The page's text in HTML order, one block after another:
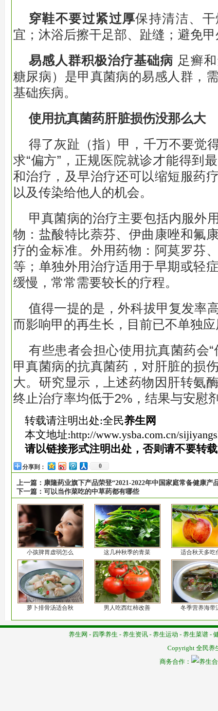
穿鞋不要过紧过厚保持清洁、
宜；沐浴后擦干足部、趾缝；避免
易感人群积极治疗基础病 足癣
糖尿病）是甲真菌病的易感人群，
基础疾病。
使用抗真菌药肝脏损伤没那么大
得了灰趾（指）甲，千万不要觉
求“偏方”，正规医院就诊才能得到
和治疗，及早治疗还可以缩短服药
以及传染给他人的机会。
甲真菌病的治疗主要包括内服外
物：盐酸特比萘芬、伊曲康唑和氟
疗的金标准。外用药物：阿莫罗芬
等；单独外用治疗适用于早期或轻
缓慢，常常需要较长的疗程。
值得一提的是，外科拔甲复发率
而影响甲的再生长，目前已不单独
有些患者会担心使用抗真菌药会
甲真菌病的抗真菌药，对肝脏的损
大。研究显示，上述药物因肝转氨
终止治疗率均低于2%，结果与安慰
转载请注明出处:全民养生网
本文地址:http://www.ysba.com.cn/
请以链接形式注明出处，否则请不要转
分享到： 0
上一篇： 康隆药业旗下产品荣登“2021-2022年中国家庭常备健康产
下一篇： 可以当作菜吃的中草药都有哪些
小孩脾胃虚弱怎么 这几种秋季的青菜 适合秋天多吃
萝卜排骨汤适合秋 男人吃西红柿改善 冬季营养海带
养生网 - 四季养生 - 养生资讯 - 养生运动 - 养生菜谱 -
Copyright 全民养
商务合作：